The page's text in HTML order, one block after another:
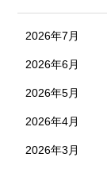
2026年7月
2026年6月
2026年5月
2026年4月
2026年3月